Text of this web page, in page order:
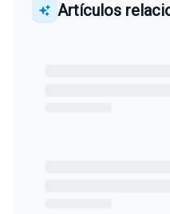
Artículos